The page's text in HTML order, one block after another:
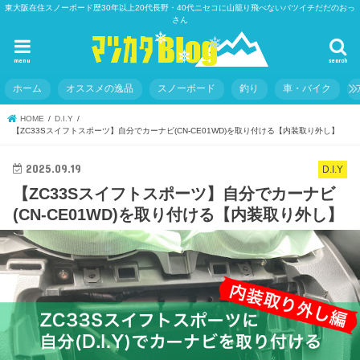
東大阪在住スノーボード歴30年以上20代長野・40代ニセコに山籠り飛べないバツイチだだのおっ
さん
search
menu
ホーム オススメの逸品 スノーボード 釣り 車・バイク
HOME
D.I.Y
【ZC33Sスイフトスポーツ】自分でカーナビ(CN-CE01WD)を取り付ける【内装取り外し】
D.I.Y
2025.09.19
【ZC33Sスイフトスポーツ】自分でカーナビ
(CN-CE01WD)を取り付ける【内装取り外し】